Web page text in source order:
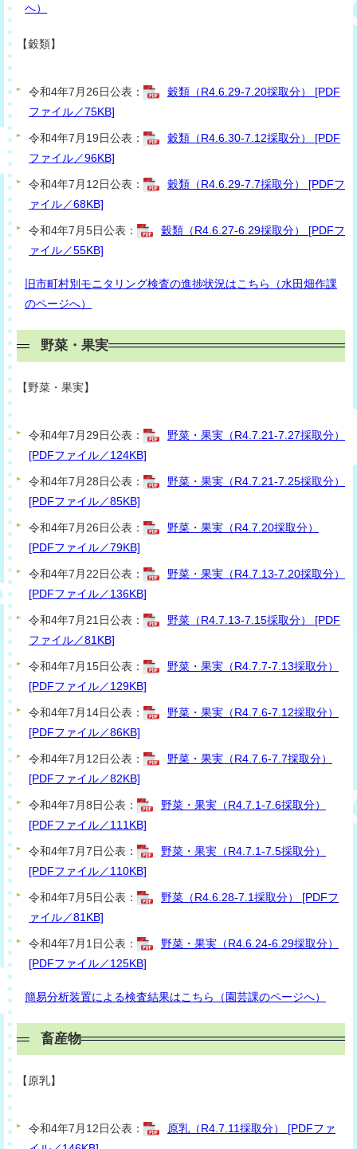
へ）
【穀類】
令和4年7月26日公表：
穀類（R4.6.29-7.20採取分） [PDF
ファイル／75KB]
令和4年7月19日公表：
穀類（R4.6.30-7.12採取分） [PDF
ファイル／96KB]
令和4年7月12日公表：
穀類（R4.6.29-7.7採取分） [PDFフ
ァイル／68KB]
令和4年7月5日公表：
穀類（R4.6.27-6.29採取分） [PDFフ
ァイル／55KB]
旧市町村別モニタリング検査の進捗状況はこちら（水田畑作課
のページへ）
野菜・果実
【野菜・果実】
令和4年7月29日公表：
野菜・果実（R4.7.21-7.27採取分）
[PDFファイル／124KB]
令和4年7月28日公表：
野菜・果実（R4.7.21-7.25採取分）
[PDFファイル／85KB]
令和4年7月26日公表：
野菜・果実（R4.7.20採取分）
[PDFファイル／79KB]
令和4年7月22日公表：
野菜・果実（R4.7.13-7.20採取分）
[PDFファイル／136KB]
令和4年7月21日公表：
野菜（R4.7.13-7.15採取分） [PDF
ファイル／81KB]
令和4年7月15日公表：
野菜・果実（R4.7.7-7.13採取分）
[PDFファイル／129KB]
令和4年7月14日公表：
野菜・果実（R4.7.6-7.12採取分）
[PDFファイル／86KB]
令和4年7月12日公表：
野菜・果実（R4.7.6-7.7採取分）
[PDFファイル／82KB]
令和4年7月8日公表：
野菜・果実（R4.7.1-7.6採取分）
[PDFファイル／111KB]
令和4年7月7日公表：
野菜・果実（R4.7.1-7.5採取分）
[PDFファイル／110KB]
令和4年7月5日公表：
野菜（R4.6.28-7.1採取分） [PDFフ
ァイル／81KB]
令和4年7月1日公表：
野菜・果実（R4.6.24-6.29採取分）
[PDFファイル／125KB]
簡易分析装置による検査結果はこちら（園芸課のページへ）
畜産物
【原乳】
令和4年7月12日公表：
原乳（R4.7.11採取分） [PDFファ